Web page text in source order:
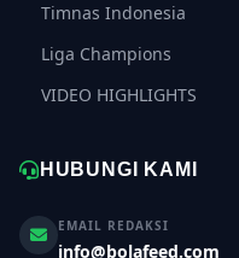
Timnas Indonesia
Liga Champions
VIDEO HIGHLIGHTS
HUBUNGI KAMI
EMAIL REDAKSI
info@bolafeed.com